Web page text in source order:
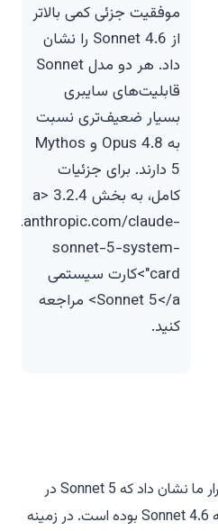
موفقیت جزئی کمی بالاتر
از Sonnet 4.6 را نشان
داد. هر دو مدل Sonnet
قابلیت‌های سایبری
بسیار ضعیف‌تری نسبت
به Opus 4.8 و Mythos
5 دارند. برای جزئیات
کامل، به بخش 3.2.4 <a
claude-
sonnet-5-system-
card">کارت سیستمی
Sonnet 5</a> مراجعه
کنید.
ارزیابی‌های ایمنی قبل از استقرار ما نشان داد که Sonnet 5 در
مجموع یک پیشرفت نسبت به Sonnet 4.6 بوده است. در زمینه